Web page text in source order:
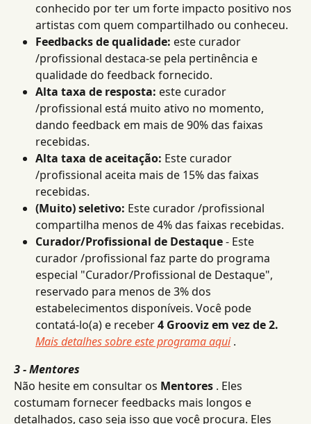
conhecido por ter um forte impacto positivo nos
artistas com quem compartilhado ou conheceu.
Feedbacks de qualidade: este curador
/profissional destaca-se pela pertinência e
qualidade do feedback fornecido.
Alta taxa de resposta: este curador
/profissional está muito ativo no momento,
dando feedback em mais de 90% das faixas
recebidas.
Alta taxa de aceitação: Este curador
/profissional aceita mais de 15% das faixas
recebidas.
(Muito) seletivo: Este curador /profissional
compartilha menos de 4% das faixas recebidas.
Curador/Profissional de Destaque - Este
curador /profissional faz parte do programa
especial "Curador/Profissional de Destaque",
reservado para menos de 3% dos
estabelecimentos disponíveis. Você pode
contatá-lo(a) e receber 4 Grooviz em vez de 2.
Mais detalhes sobre este programa aqui .
3 - Mentores
Não hesite em consultar os Mentores . Eles
costumam fornecer feedbacks mais longos e
detalhados, caso seja isso que você procura. Eles